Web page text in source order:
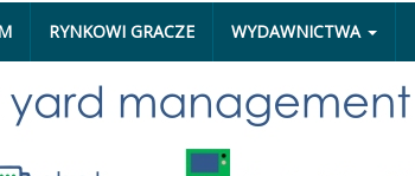
RYNKOWI GRACZE WYDAWNICTWA